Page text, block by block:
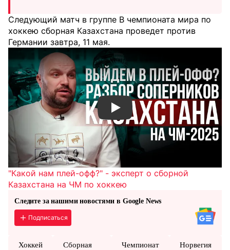
Следующий матч в группе B чемпионата мира по
хоккею сборная Казахстана проведет против
Германии завтра, 11 мая.
Смотреть видео YouTube
"Какой нам плей-офф?" - эксперт о сборной
Казахстана на ЧМ по хоккею
Следите за нашими новостями в Google News
Подписаться
Хоккей
Сборная
Чемпионат Норвегия